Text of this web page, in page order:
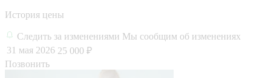
История цены
Следить за изменениями Мы сообщим об изменениях
31 мая 2026 25 000 ₽
Позвонить